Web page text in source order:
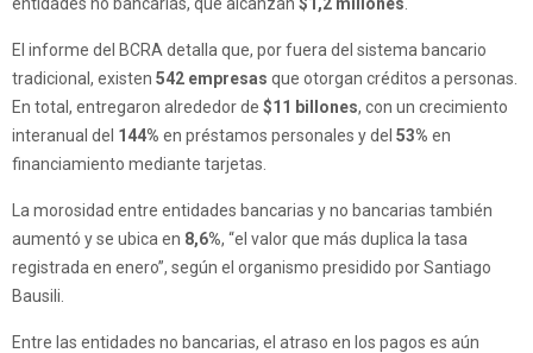
El informe del BCRA detalla que, por fuera del sistema bancario
tradicional, existen 542 empresas que otorgan créditos a personas.
En total, entregaron alrededor de $11 billones, con un crecimiento
interanual del 144% en préstamos personales y del 53% en
financiamiento mediante tarjetas.
La morosidad entre entidades bancarias y no bancarias también
aumentó y se ubica en 8,6%, “el valor que más duplica la tasa
registrada en enero”, según el organismo presidido por Santiago
Bausili.
Entre las entidades no bancarias, el atraso en los pagos es aún